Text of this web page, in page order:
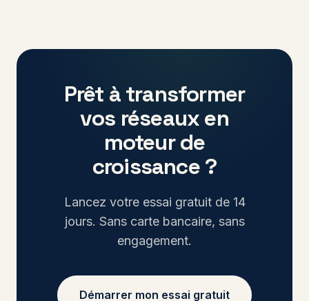
Prêt à transformer
vos réseaux en
moteur de
croissance ?
Lancez votre essai gratuit de 14
jours. Sans carte bancaire, sans
engagement.
Démarrer mon essai gratuit